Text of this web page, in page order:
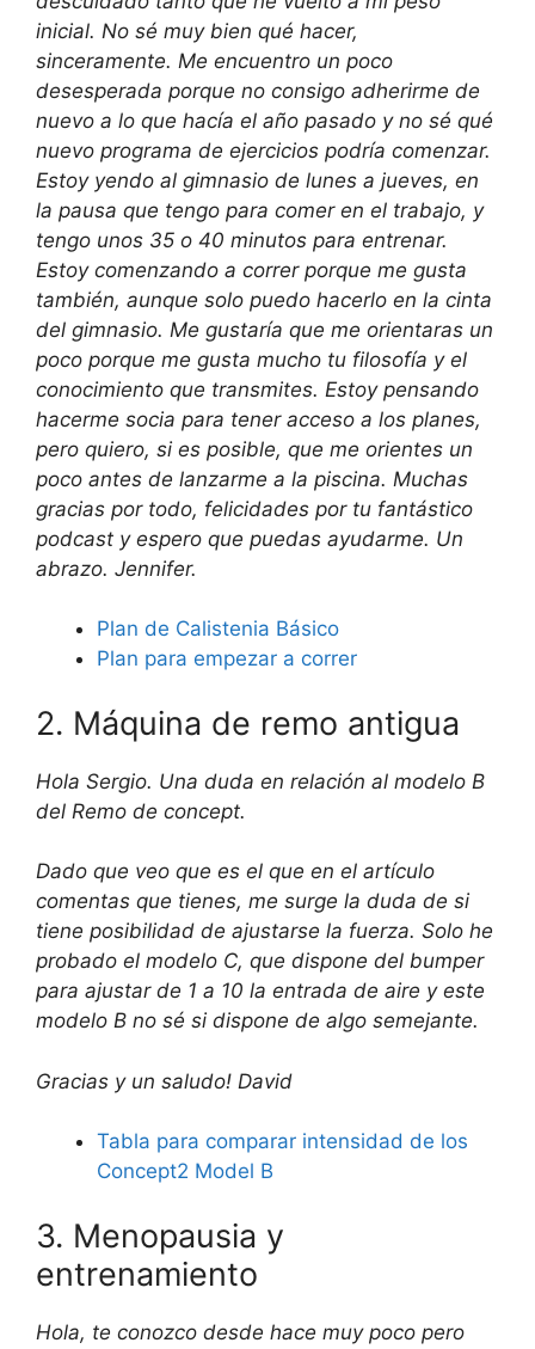
inicial. No sé muy bien qué hacer,
sinceramente. Me encuentro un poco
desesperada porque no consigo adherirme de
nuevo a lo que hacía el año pasado y no sé qué
nuevo programa de ejercicios podría comenzar.
Estoy yendo al gimnasio de lunes a jueves, en
la pausa que tengo para comer en el trabajo, y
tengo unos 35 o 40 minutos para entrenar.
Estoy comenzando a correr porque me gusta
también, aunque solo puedo hacerlo en la cinta
del gimnasio. Me gustaría que me orientaras un
poco porque me gusta mucho tu filosofía y el
conocimiento que transmites. Estoy pensando
hacerme socia para tener acceso a los planes,
pero quiero, si es posible, que me orientes un
poco antes de lanzarme a la piscina. Muchas
gracias por todo, felicidades por tu fantástico
podcast y espero que puedas ayudarme. Un
abrazo. Jennifer.
Plan de Calistenia Básico
Plan para empezar a correr
2. Máquina de remo antigua
Hola Sergio. Una duda en relación al modelo B
del Remo de concept.
Dado que veo que es el que en el artículo
comentas que tienes, me surge la duda de si
tiene posibilidad de ajustarse la fuerza. Solo he
probado el modelo C, que dispone del bumper
para ajustar de 1 a 10 la entrada de aire y este
modelo B no sé si dispone de algo semejante.
Gracias y un saludo! David
Tabla para comparar intensidad de los
Concept2 Model B
3. Menopausia y
entrenamiento
Hola, te conozco desde hace muy poco pero